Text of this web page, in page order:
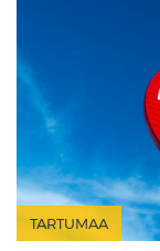
TARTUMAA